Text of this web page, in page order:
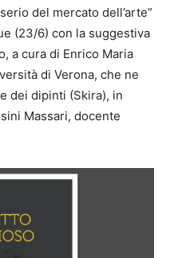
del mercato dell’arte”
(23/6) con la suggestiva
a cura di Enrico Maria
di Verona, che ne
dei dipinti (Skira), in
Massari, docente